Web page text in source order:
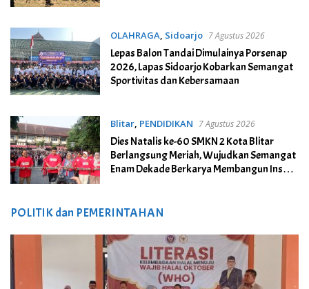
OLAHRAGA, Sidoarjo 7 Agustus 2026
Lepas Balon Tandai Dimulainya Porsenap
2026, Lapas Sidoarjo Kobarkan Semangat
Sportivitas dan Kebersamaan
Blitar, PENDIDIKAN 7 Agustus 2026
Dies Natalis ke-60 SMKN 2 Kota Blitar
Berlangsung Meriah, Wujudkan Semangat
Enam Dekade Berkarya Membangun Insan
POLITIK dan PEMERINTAHAN